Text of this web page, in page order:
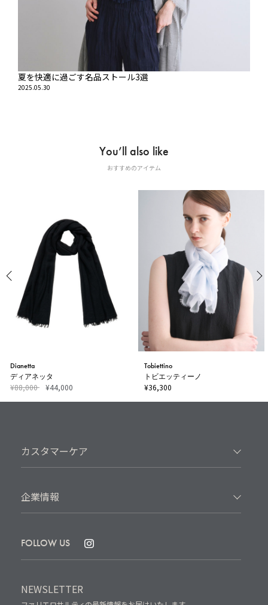
夏を快適に過ごす名品ストール3選
2025.05.30
You’ll also like
おすすめのアイテム
Dianetta
ディアネッタ
¥88,000 ¥44,000
Tobiettino
トビエッティーノ
¥36,300
カスタマーケア
企業情報
FOLLOW US
NEWSLETTER